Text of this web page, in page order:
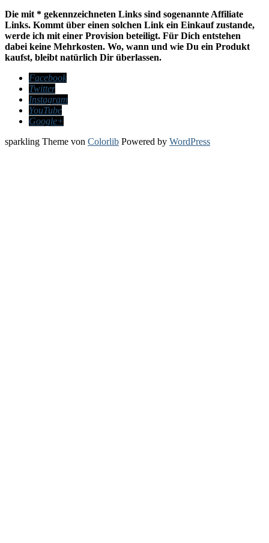
Die mit * gekennzeichneten Links sind sogenannte Affiliate
Links. Kommt über einen solchen Link ein Einkauf zustande,
werde ich mit einer Provision beteiligt. Für Dich entstehen
dabei keine Mehrkosten. Wo, wann und wie Du ein Produkt
kaufst, bleibt natürlich Dir überlassen.
Facebook
Twitter
Instagram
YouTube
Google+
sparkling Theme von Colorlib Powered by WordPress